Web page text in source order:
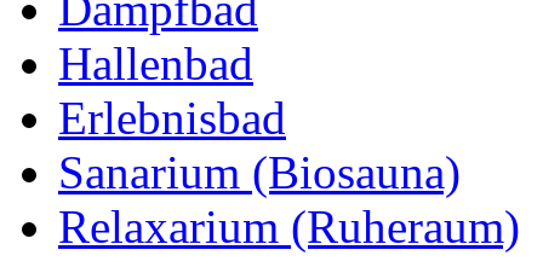
Hallenbad
Erlebnisbad
Sanarium (Biosauna)
Relaxarium (Ruheraum)